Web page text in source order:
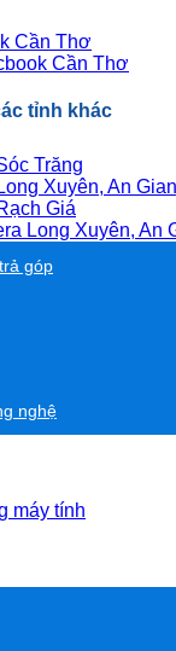
Cần Thơ
Cần Thơ
tỉnh khác
Trăng
Xuyên, An
Giá
Long Xuyên, An
góp
nghệ
máy tính